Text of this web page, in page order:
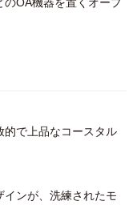
OA機器を置くオープ
的で上品なコースタル
ンが、洗練されたモ